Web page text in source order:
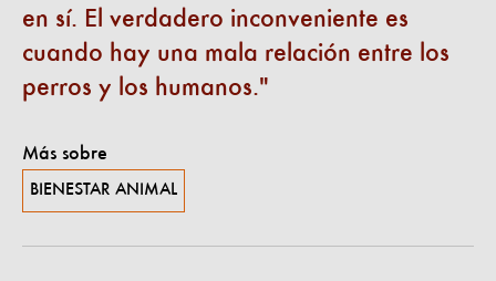
en sí. El verdadero inconveniente es
cuando hay una mala relación entre los
perros y los humanos.
Más sobre
BIENESTAR ANIMAL